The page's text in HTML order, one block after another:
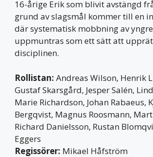
16-årige Erik som blivit avstängd
grund av slagsmål kommer till en
där systematisk mobbning av
uppmuntras som ett sätt att
disciplinen.
Rollistan: Andreas Wilson, Henrik
Gustaf Skarsgård, Jesper Salén,
Marie Richardson, Johan Rabaeus,
Bergqvist, Magnus Roosmann,
Richard Danielsson, Rustan
Eggers
Regissörer: Mikael Håfström